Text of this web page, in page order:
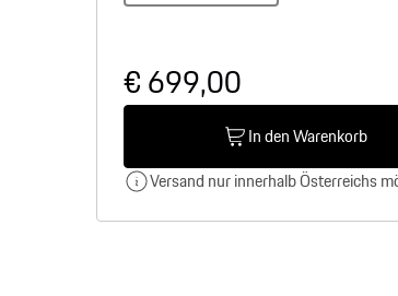
€ 699,00
In den Warenkorb
Versand nur innerhalb Österreichs